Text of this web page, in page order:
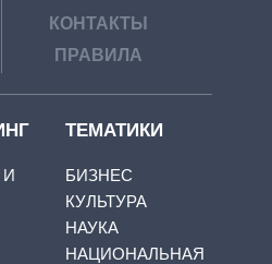
КОНТАКТЫ
ПРАВИЛА
И
ТЕМАТИКИ
БИЗНЕС
КУЛЬТУРА
НАУКА
НАЦИОНАЛЬНАЯ